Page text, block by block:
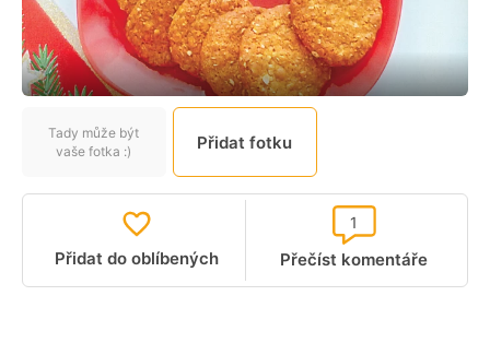
Tady může být
vaše fotka :)
Přidat fotku
Přidat do oblíbených Přečíst komentáře
1